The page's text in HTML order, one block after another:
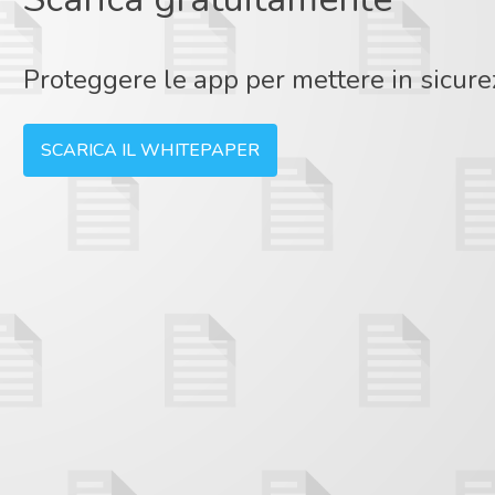
Proteggere le app per mettere in
SCARICA IL WHITEPAPER